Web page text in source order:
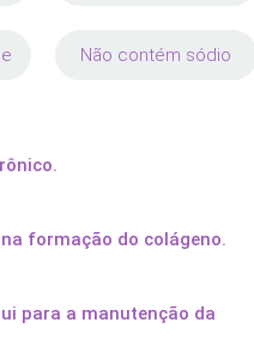
Não contém sódio
formação do colágeno.
para a manutenção da